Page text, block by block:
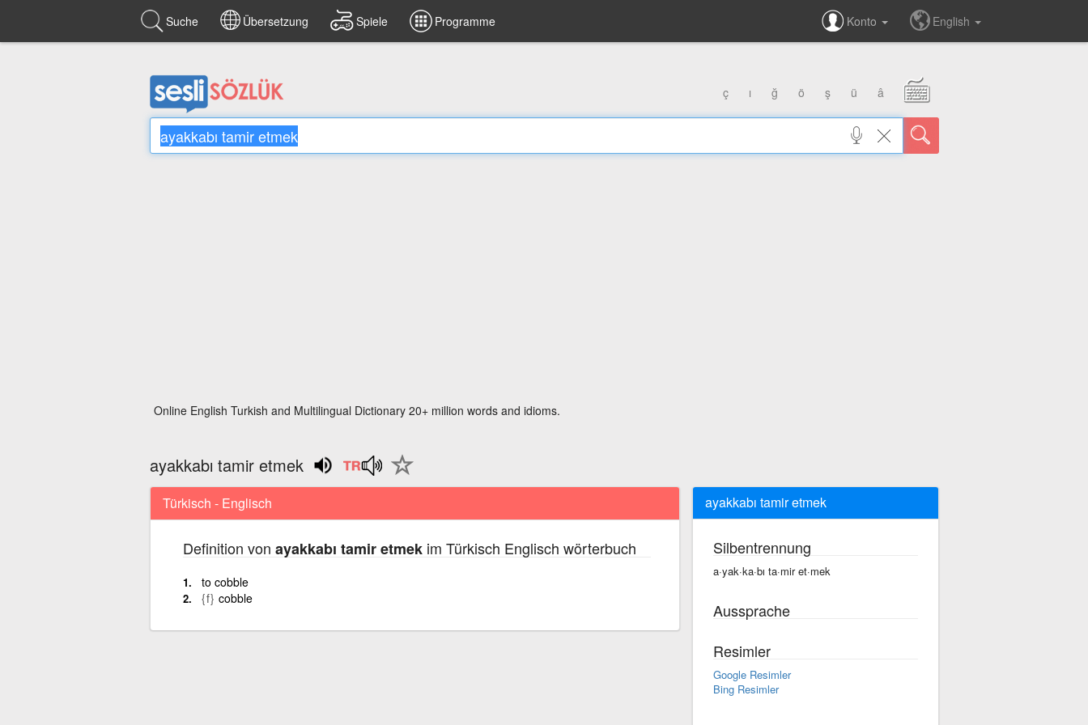
Suche Übersetzung Spiele Programme Konto English
ç ı ğ ö ş ü â
Online English Turkish and Multilingual Dictionary 20+ million words and idioms.
ayakkabı tamir etmek
Türkisch - Englisch
Definition von ayakkabı tamir etmekim Türkisch Englisch wörterbuch
to cobble
{f} cobble
ayakkabı tamir etmek
Silbentrennung
a·yak·ka·bı ta·mir et·mek
Aussprache
Resimler
Google Resimler
Bing Resimler